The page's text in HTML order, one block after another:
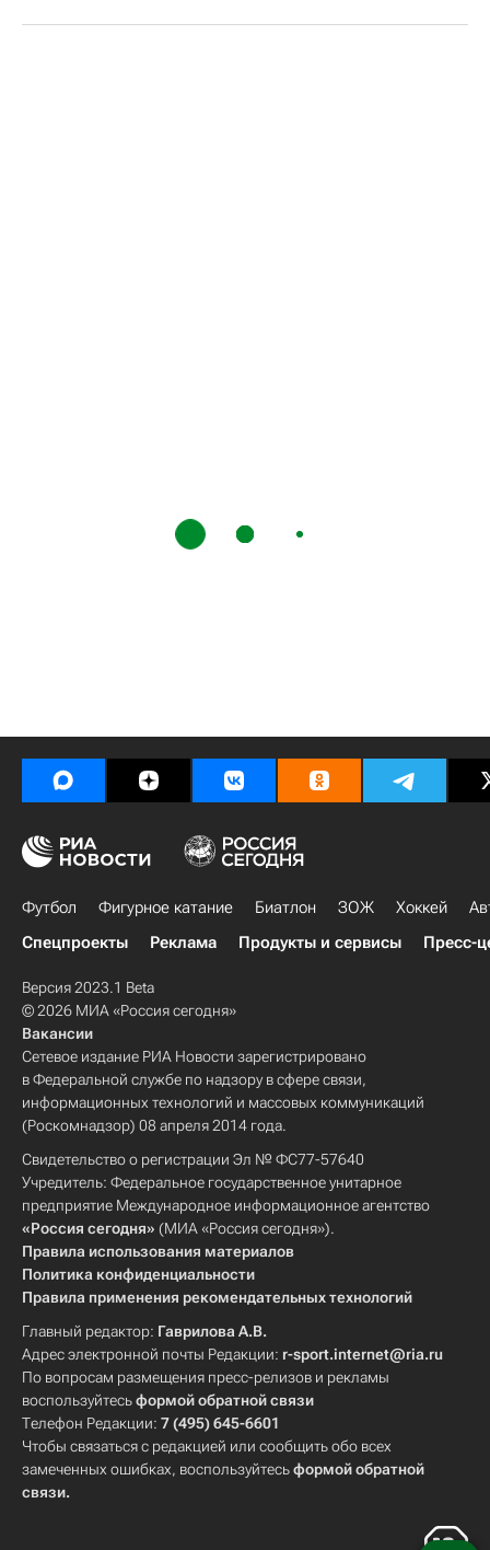
Футбол Фигурное катание Биатлон ЗОЖ Хоккей
Спецпроекты
Реклама Продукты и сервисы Пресс-
Версия 2023.1 Beta
© 2026 МИА «Россия сегодня»
Вакансии
Сетевое издание РИА Новости зарегистрировано
в Федеральной службе по надзору в сфере связи,
информационных технологий и массовых коммуникаций
(Роскомнадзор) 08 апреля 2014 года.
Свидетельство о регистрации Эл № ФС77-57640
Учредитель: Федеральное государственное унитарное
предприятие Международное информационное агентство
«Россия сегодня» (МИА «Россия сегодня»).
Правила использования материалов
Политика конфиденциальности
Правила применения рекомендательных технологий
Главный редактор: Гаврилова А.В.
Адрес электронной почты Редакции: r-sport.internet@ria.ru
По вопросам размещения пресс-релизов и рекламы
воспользуйтесьформой обратной связи
Телефон Редакции: 7 (495) 645-6601
Чтобы связаться с редакцией или сообщить обо всех
замеченных ошибках, воспользуйтесьформой обратной
связи.